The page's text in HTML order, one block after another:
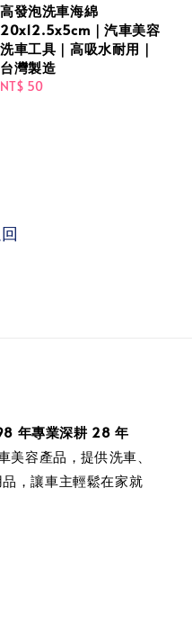
高發泡洗車海綿
20x12.5x5cm｜汽車美容
洗車工具｜高吸水耐用｜
台灣製造
Regular
NT$ 50
年專業深耕 28 年
美容產品，提供洗車、
，讓車主輕鬆在家就